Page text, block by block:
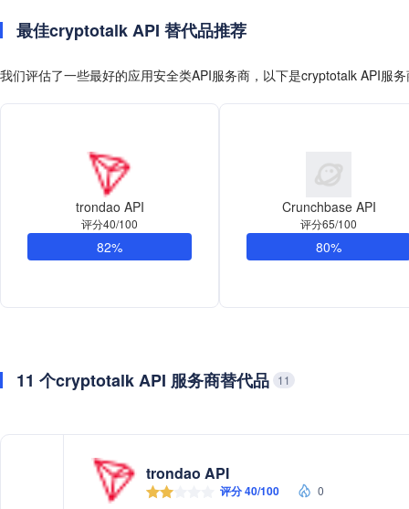
最佳cryptotalk API 替代品推荐
我们评估了一些最好的应用安全类API服务商，以下是cryptotalk API服
trondao API
评分40/100
82%
Crunchbase API
评分65/100
80%
11 个cryptotalk API 服务商替代品 11
trondao API
评分 40/100 0